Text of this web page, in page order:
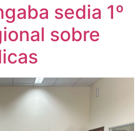
sedia 1º
sobre